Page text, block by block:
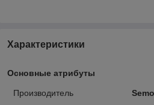
Характеристики
Основные атрибуты
Производитель
Semo